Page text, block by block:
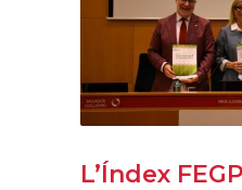
L’Índex